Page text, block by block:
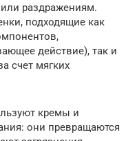
раздражениям.
подходящие как
действие), так и
счет мягких
кремы и
они превращаются